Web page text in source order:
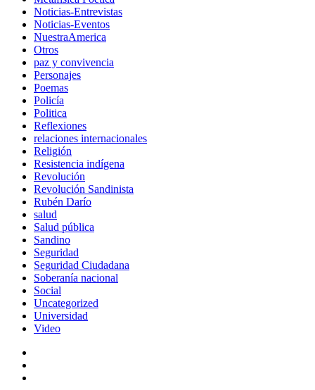
Noticias-Entrevistas
Noticias-Eventos
NuestraAmerica
Otros
paz y convivencia
Personajes
Poemas
Policía
Politica
Reflexiones
relaciones internacionales
Religión
Resistencia indígena
Revolución
Revolución Sandinista
Rubén Darío
salud
Salud pública
Sandino
Seguridad
Seguridad Ciudadana
Soberanía nacional
Social
Uncategorized
Universidad
Video